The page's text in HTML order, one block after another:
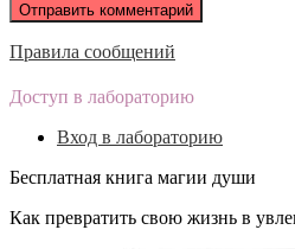
Правила сообщений
Доступ в лабораторию
Вход в лабораторию
Бесплатная книга магии души
Как превратить свою жизнь в